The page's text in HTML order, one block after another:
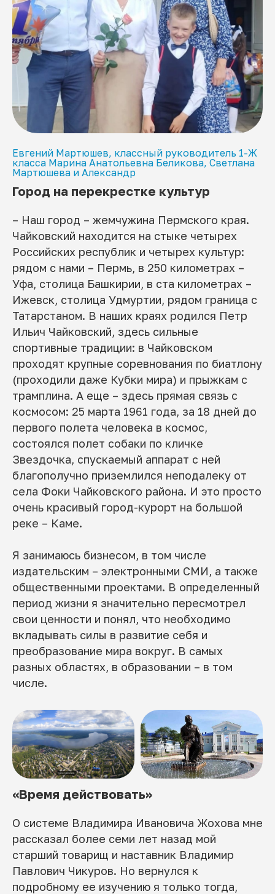
Евгений Мартюшев, классный руководитель 1-Ж
класса Марина Анатольевна Беликова, Светлана
Мартюшева и Александр
Город на перекрестке культур
– Наш город – жемчужина Пермского края.
Чайковский находится на стыке четырех
Российских республик и четырех культур:
рядом с нами – Пермь, в 250 километрах –
Уфа, столица Башкирии, в ста километрах –
Ижевск, столица Удмуртии, рядом граница с
Татарстаном. В наших краях родился Петр
Ильич Чайковский, здесь сильные
спортивные традиции: в Чайковском
проходят крупные соревнования по биатлону
(проходили даже Кубки мира) и прыжкам с
трамплина. А еще – здесь прямая связь с
космосом: 25 марта 1961 года, за 18 дней до
первого полета человека в космос,
состоялся полет собаки по кличке
Звездочка, спускаемый аппарат с ней
благополучно приземлился неподалеку от
села Фоки Чайковского района. И это просто
очень красивый город-курорт на большой
реке – Каме.
Я занимаюсь бизнесом, в том числе
издательским – электронными СМИ, а также
общественными проектами. В определенный
период жизни я значительно пересмотрел
свои ценности и понял, что необходимо
вкладывать силы в развитие себя и
преобразование мира вокруг. В самых
разных областях, в образовании – в том
числе.
«Время действовать»
О системе Владимира Ивановича Жохова мне
рассказал более семи лет назад мой
старший товарищ и наставник Владимир
Павлович Чикуров. Но вернулся к
подробному ее изучению я только тогда,